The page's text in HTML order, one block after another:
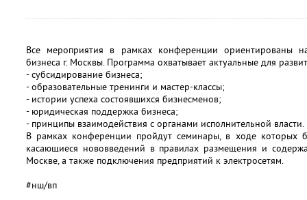
Все мероприятия в рамках конференции ориентированы
бизнеса г. Москвы. Программа охватывает актуальные для
- субсидирование бизнеса;
- образовательные тренинги и мастер-классы;
- истории успеха состоявшихся бизнесменов;
- юридическая поддержка бизнеса;
- принципы взаимодействия с органами исполнительной власти.
В рамках конференции пройдут семинары, в ходе которых
касающиеся нововведений в правилах размещения и
Москве, а также подключения предприятий к электросетям.
#нш/вп